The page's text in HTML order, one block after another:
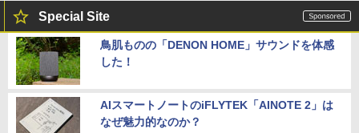
Special Site
鳥肌ものの「DENON HOME」サウンドを体感
した！
AIスマートノートのiFLYTEK「AINOTE 2」は
なぜ魅力的なのか？